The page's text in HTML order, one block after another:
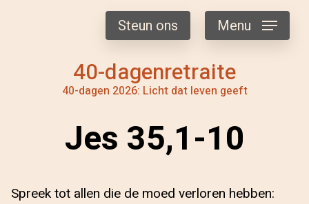
40-dagenretraite
40-dagen 2026: Licht dat leven geeft
Steun ons Menu
Jes 35,1-10
Spreek tot allen die de moed verloren hebben: